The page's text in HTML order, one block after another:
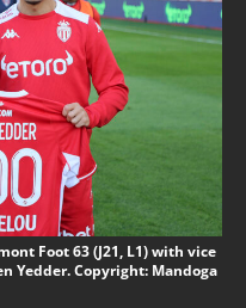
Foot 63 (J21, L1) with vice
Yedder. Copyright: Mandoga